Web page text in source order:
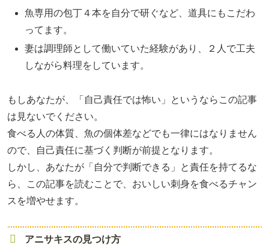
魚専用の包丁４本を自分で研ぐなど、道具にもこだわ
ってます。
妻は調理師として働いていた経験があり、２人で工夫
しながら料理をしています。
もしあなたが、「自己責任では怖い」というならこの記事
は見ないでください。
食べる人の体質、魚の個体差などでも一律にはなりません
ので、自己責任に基づく判断が前提となります。
しかし、あなたが「自分で判断できる」と責任を持てるな
ら、この記事を読むことで、おいしい刺身を食べるチャン
スを増やせます。
アニサキスの見つけ方